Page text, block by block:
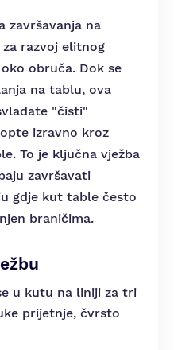
završavanja na
razvoj elitnog
obruča. Dok se
na tablu, ova
"čisti"
izravno kroz
To je ključna vježba
završavati
gdje kut table često
braničima.
u kutu na liniji za tri
prijetnje, čvrsto